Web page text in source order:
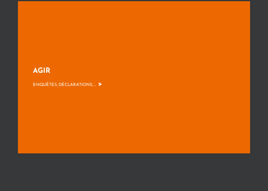
AGIR
ENQUÊTES, DÉCLARATIONS, ... >